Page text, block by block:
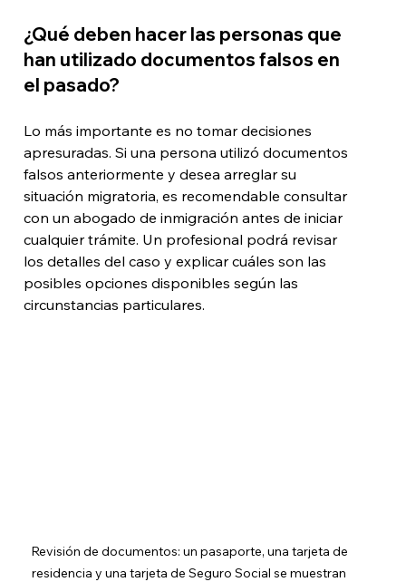
¿Qué deben hacer las personas que
han utilizado documentos falsos en
el pasado?
Lo más importante es no tomar decisiones
apresuradas. Si una persona utilizó documentos
falsos anteriormente y desea arreglar su
situación migratoria, es recomendable consultar
con un abogado de inmigración antes de iniciar
cualquier trámite. Un profesional podrá revisar
los detalles del caso y explicar cuáles son las
posibles opciones disponibles según las
circunstancias particulares.
Revisión de documentos: un pasaporte, una tarjeta de
residencia y una tarjeta de Seguro Social se muestran